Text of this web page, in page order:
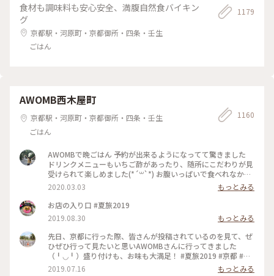
食材も調味料も安心安全、満腹自然食バイキン
グ
京都駅・河原町・京都御所・四条・壬生
ごはん
1179
AWOMB西木屋町
京都駅・河原町・京都御所・四条・壬生
ごはん
1160
AWOMBで晩ごはん 予約が出来るようになってて驚きました
ドリンクメニューもいちご酢があったり、随所にこだわりが見
受けられて楽しめました(*´꒳`*) お腹いっぱいで食べれなかっ
たデザートは次のお楽しみですー♡ #春の訪れ #女子旅 #いち
ご #手織り寿司
2020.03.03
もっとみる
お店の入り口 #夏旅2019
2019.08.30
もっとみる
先日、京都に行った際、皆さんが投稿されているのを見て、ぜ
ひぜひ行って見たいと思いAWOMBさんに行ってきました
（╹◡╹）盛り付けも、お味も大満足！ #夏旅2019 #京都 #五
条 #AWOMB
2019.07.16 もっとみる